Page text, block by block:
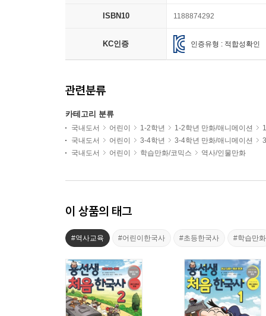
ISBN10 1188874292
KC인증 인증유형 : 적합성확인
관련분류
카테고리 분류
국내도서 어린이 1-2학년 1-2학년 만화/애니메이션
국내도서
어린이 3-4학년 3-4학년 만화/애니메이션
국내도서
어린이 학습만화/코믹스 역사/인물만화
이 상품의 태그
#역사교육 #어린이한국사 #초등한국사 #학습만화